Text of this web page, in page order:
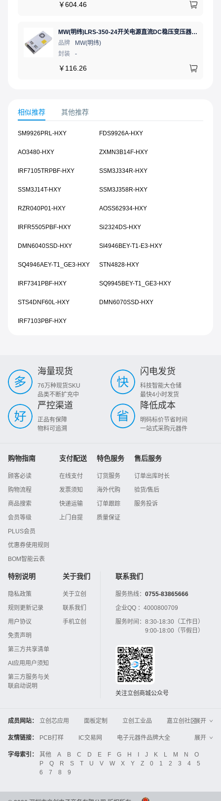
￥604.46
MW(明纬)LRS-350-24开关电源直流DC稳压变压器监控24V 14.6A
品牌
MW(明纬)
封装
-
￥ 116.26
相似推荐 其他推荐
SM9926PRL-HXY FDS9926A-HXY
AO3480-HXY ZXMN3B14F-HXY
IRF7105TRPBF-HXY SSM3J334R-HXY
SSM3J14T-HXY SSM3J358R-HXY
RZR040P01-HXY AOSS62934-HXY
IRFR5505PBF-HXY Si2324DS-HXY
DMN6040SSD-HXY SI4946BEY-T1-E3-HXY
SQ4946AEY-T1_GE3-HXY STN4828-HXY
IRF7341PBF-HXY SQ9945BEY-T1_GE3-HXY
STS4DNF60L-HXY DMN6070SSD-HXY
IRF7103PBF-HXY
海量现货
76万种现货SKU
品类不断扩充中
闪电发货
科技智能大仓储
最快4小时发货
严控渠道
正品有保障
物料可追溯
降低成本
明码标价节省时间
一站式采购元器件
购物指南
顾客必读
购物流程
商品搜索
会员等级
PLUS会员
优惠券使用规则
BOM智能云表
支付配送
在线支付
发票须知
快递运输
上门自提
特色服务
订货服务
海外代购
订单跟踪
质量保证
售后服务
订单出库时长
验货/售后
服务投诉
特别说明
隐私政策
规则更新记录
用户协议
免责声明
第三方共享清单
AI应用用户须知
第三方服务与关
联启动说明
关于我们
关于立创
联系我们
手机立创
联系我们
服务热线： 0755-83865666
企业QQ ： 4000800709
服务时间： 8:30-18:30（工作日）
9:00-18:00（节假日）
关注立创商城公众号
成员网站： 立创芯应用 面板定制 立创工业品
嘉立创社区
3D打印
嘉立创FPC 嘉立创PCB
嘉立创FA
Global Website LCSC
ZXHPCB
展开
友情链接： PCB打样 IC交易网
电子元器件品牌大全
中国IC网
智能电网 机电设备
电子工程网
晶振
电子技术应用 21icsearch
电子展
工业品采购
IC电子网 锂电池 集成灶
展开
字母索引： 其他 A B C D E F G H J K L M N
O
P
Q R S T U V W X Y Z 0 1 2 3 4
5
6
7 8 9